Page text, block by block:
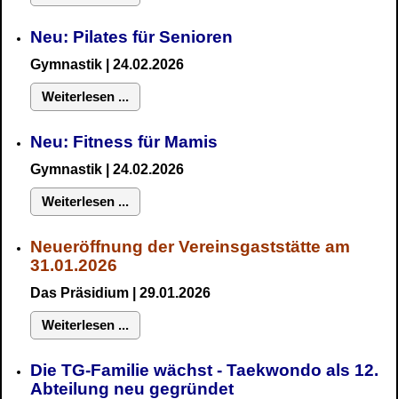
Neu: Pilates für Senioren
Gymnastik | 24.02.2026
Weiterlesen ...
Neu: Fitness für Mamis
Gymnastik | 24.02.2026
Weiterlesen ...
Neueröffnung der Vereinsgaststätte am
31.01.2026
Das Präsidium | 29.01.2026
Weiterlesen ...
Die TG-Familie wächst - Taekwondo als 12.
Abteilung neu gegründet